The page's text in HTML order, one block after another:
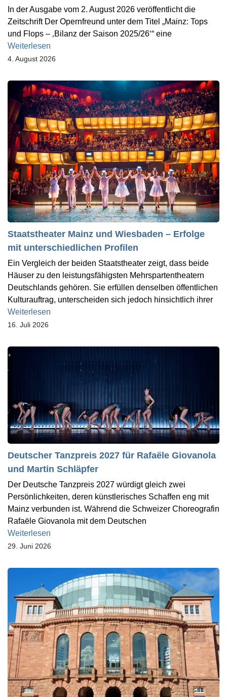
In der Ausgabe vom 2. August 2026 veröffentlicht die
Zeitschrift Der Opernfreund unter dem Titel „Mainz: Tops
und Flops – ‚Bilanz der Saison 2025/26‘“ eine
Weiterlesen
4. August 2026
Staatstheater Mainz und Wiesbaden – Erfolge
mit unterschiedlichen Profilen
Ein Vergleich der beiden Staatstheater zeigt, dass beide
Häuser zu den leistungsfähigsten Mehrspartentheatern
Deutschlands gehören. Sie erfüllen denselben öffentlichen
Kulturauftrag, unterscheiden sich jedoch hinsichtlich ihrer
Weiterlesen
16. Juli 2026
Deutscher Tanzpreis 2027 für Rafaële Giovanola
und Martin Schläpfer
Der Deutsche Tanzpreis 2027 würdigt gleich zwei
Persönlichkeiten, deren künstlerisches Schaffen eng mit
Mainz verbunden ist. Während die Schweizer Choreografin
Rafaële Giovanola mit dem Deutschen
Weiterlesen
29. Juni 2026